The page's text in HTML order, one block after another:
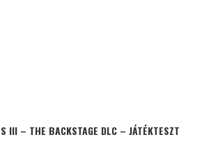
III – THE BACKSTAGE DLC – JÁTÉKTESZT